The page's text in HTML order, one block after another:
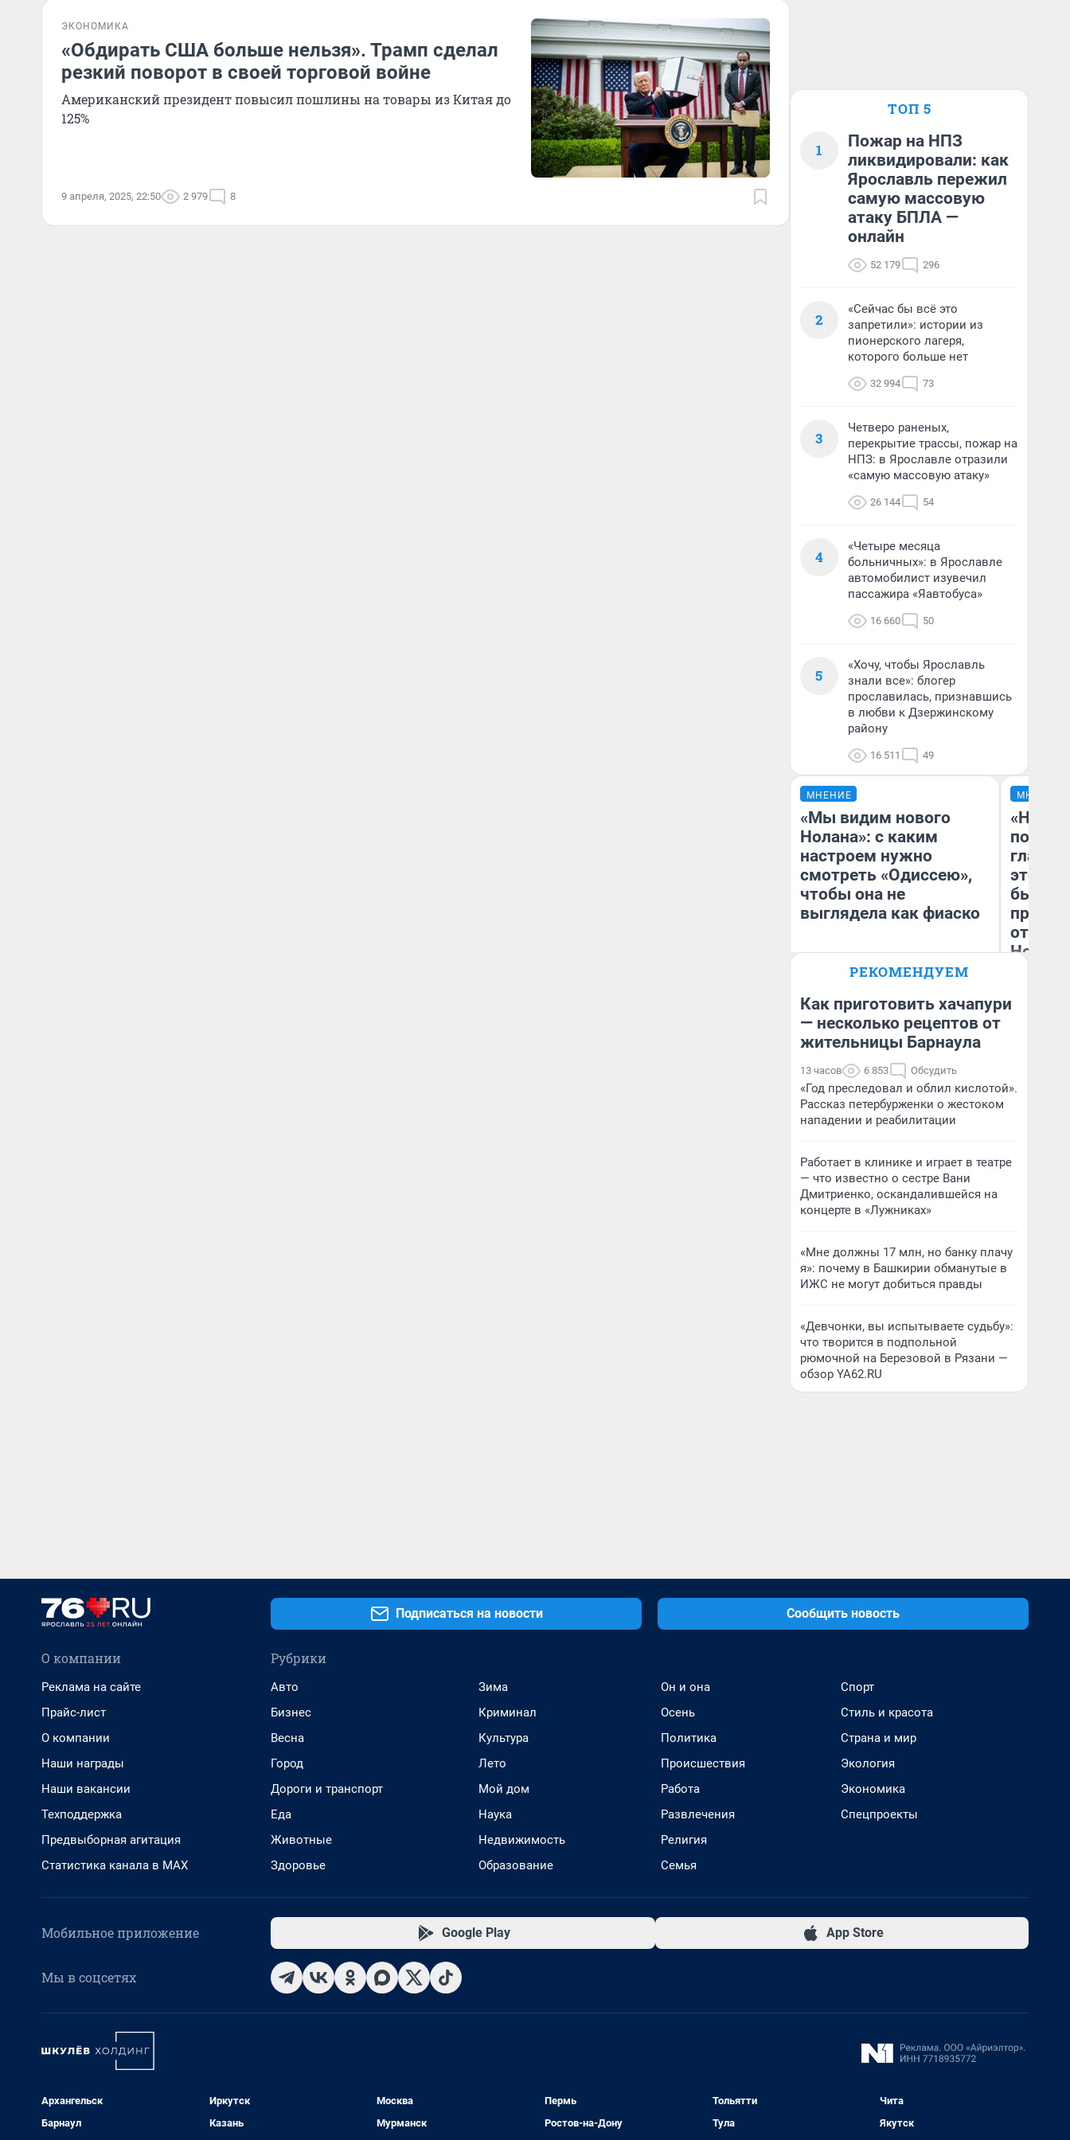
ЭКОНОМИКА
«Обдирать США больше нельзя». Трамп сделал
резкий поворот в своей торговой войне
Американский президент повысил пошлины на товары из Китая до
125%
9 апреля, 2025, 22:50 2 979 8
ТОП 5
1
Пожар на НПЗ
ликвидировали: как
Ярославль пережил
самую массовую
атаку БПЛА —
онлайн
52 179 296
2
«Сейчас бы всё это
запретили»: истории из
пионерского лагеря,
которого больше нет
32 994 73
3
Четверо раненых,
перекрытие трассы, пожар на
НПЗ: в Ярославле отразили
«самую массовую атаку»
26 144 54
4
«Четыре месяца
больничных»: в Ярославле
автомобилист изувечил
пассажира «Яавтобуса»
16 660 50
5
«Хочу, чтобы Ярославль
знали все»: блогер
прославилась, признавшись
в любви к Дзержинскому
району
16 511 49
МНЕНИЕ
«Мы видим нового
Нолана»: с каким
настроем нужно
смотреть «Одиссею»,
чтобы она не
выглядела как фиаско
Надежда Губарь
МНЕНИЕ
этого
бьет
отзыв
Нолана
РЕКОМЕНДУЕМ
Как приготовить хачапури
— несколько рецептов от
жительницы Барнаула
13 часов 6 853 Обсудить
«Год преследовал и облил кислотой».
Рассказ петербурженки о жестоком
нападении и реабилитации
Работает в клинике и играет в театре
— что известно о сестре Вани
Дмитриенко, оскандалившейся на
концерте в «Лужниках»
«Мне должны 17 млн, но банку плачу
я»: почему в Башкирии обманутые в
ИЖС не могут добиться правды
«Девчонки, вы испытываете судьбу»:
что творится в подпольной
рюмочной на Березовой в Рязани —
обзор YA62.RU
Подписаться на новости Сообщить новость
О компании
Реклама на сайте
Прайс-лист
О компании
Наши награды
Наши вакансии
Техподдержка
Предвыборная агитация
Статистика канала в MAX
Рубрики
Авто
Бизнес
Весна
Город
Дороги и транспорт
Еда
Животные
Здоровье
Зима
Криминал
Культура
Лето
Мой дом
Наука
Недвижимость
Образование
Он и она
Осень
Политика
Происшествия
Работа
Развлечения
Религия
Семья
Спорт
Стиль и красота
Страна и мир
Экология
Экономика
Спецпроекты
Мобильное приложение Google Play App Store
Мы в соцсетях
Архангельск
Барнаул
Иркутск
Казань
Москва
Мурманск
Пермь
Ростов-на-Дону
Тольятти
Тула
Чита
Якутск